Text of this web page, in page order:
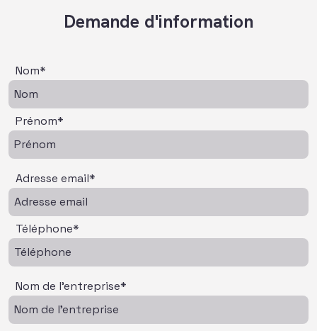
Demande d'information
Nom*
Prénom*
Adresse email*
Téléphone*
Nom de l'entreprise*